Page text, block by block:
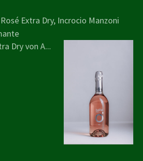
Extra Dry, Incrocio Manzoni
Dry von A...